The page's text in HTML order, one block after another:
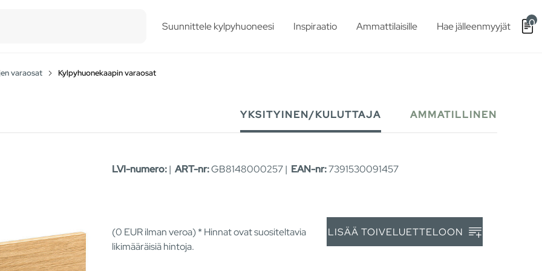
Suunnittele kylpyhuoneesi Inspiraatio Ammattilaisille Hae jälleenmyyjät 0
varaosat Kylpyhuonekaapin varaosat
YKSITYINEN/KULUTTAJA AMMATILLINEN
LVI-numero:| ART-nr:GB8148000257 | EAN-nr:7391530091457
(0 EURilman veroa) * Hinnat ovat suositeltavia
likimääräisiä hintoja.
LISÄÄ TOIVELUETTELOON